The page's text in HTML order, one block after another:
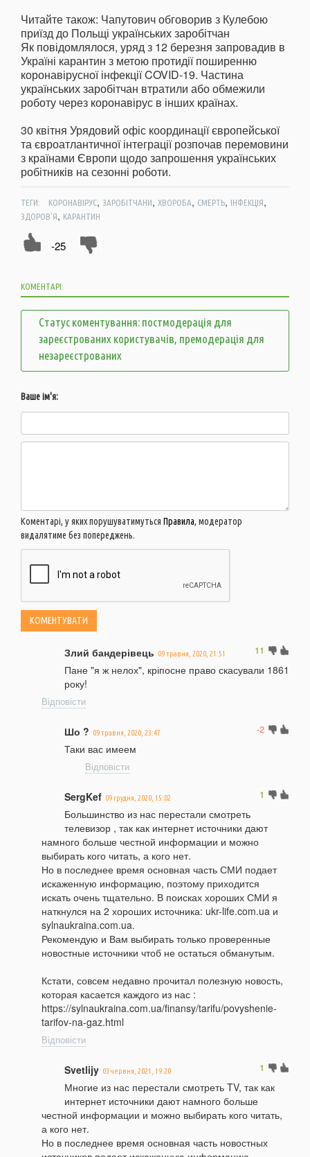
Читайте також: Чапутович обговорив з Кулебою
приїзд до Польщі українських заробітчан
Як повідомлялося, уряд з 12 березня запровадив в
Україні карантин з метою протидії поширенню
коронавірусної інфекції COVID-19. Частина
українських заробітчан втратили або обмежили
роботу через коронавірус в інших країнах.
30 квітня Урядовий офіс координації європейської
та євроатлантичної інтеграції розпочав перемовини
з країнами Європи щодо запрошення українських
робітників на сезонні роботи.
ТЕГИ: КОРОНАВІРУС, ЗАРОБІТЧАНИ, ХВОРОБА, СМЕРТЬ, ІНФЕКЦІЯ,
ЗДОРОВ'Я, КАРАНТИН
-25
КОМЕНТАРІ:
Статус коментування: постмодерація для
зареєстрованих користувачів, премодерація для
незареєстрованих
Ваше ім'я:
Коментарі, у яких порушуватимуться Правила, модератор
видалятиме без попереджень.
11
Злий бандерівець 09 травня, 2020, 21:51
Пане "я ж нелох", кріпосне право скасували 1861
року!
Відповісти
-2
Шо ? 09 травня, 2020, 23:47
Таки вас имеем
Відповісти
1
SergKef 09 грудня, 2020, 15:02
Большинство из нас перестали смотреть
телевизор , так как интернет источники дают
намного больше честной информации и можно
выбирать кого читать, а кого нет.
Но в последнее время основная часть СМИ подает
искаженную информацию, поэтому приходится
искать очень тщательно. В поисках хороших СМИ я
наткнулся на 2 хороших источника: ukr-life.com.ua и
sylnaukraina.com.ua.
Рекомендую и Вам выбирать только проверенные
новостные источники чтоб не остаться обманутым.
Кстати, совсем недавно прочитал полезную новость,
которая касается каждого из нас :
https://sylnaukraina.com.ua/finansy/tarifu/povyshenie-
tarifov-na-gaz.html
Відповісти
1
Svetlijy 03 червня, 2021, 19:20
Многие из нас перестали смотреть TV, так как
интернет источники дают намного больше
честной информации и можно выбирать кого читать,
а кого нет.
Но в последнее время основная часть новостных